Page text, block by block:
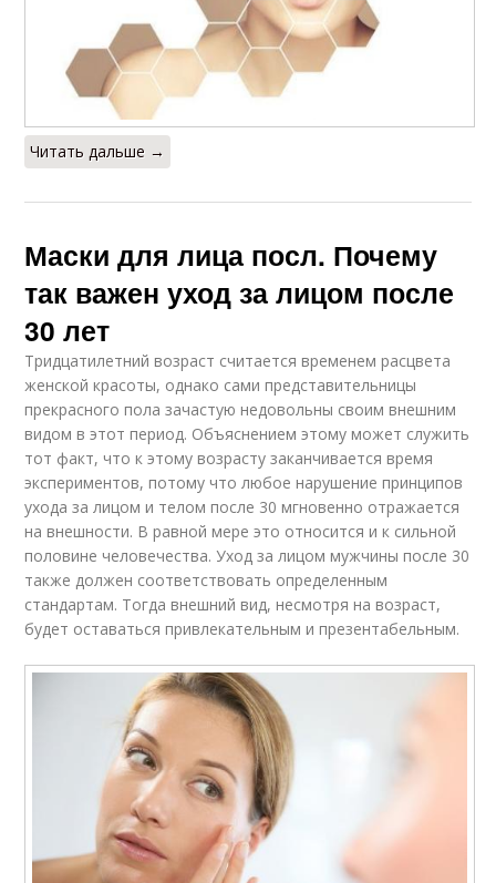
Читать дальше →
Маски для лица посл. Почему
так важен уход за лицом после
30 лет
Тридцатилетний возраст считается временем расцвета
женской красоты, однако сами представительницы
прекрасного пола зачастую недовольны своим внешним
видом в этот период. Объяснением этому может служить
тот факт, что к этому возрасту заканчивается время
экспериментов, потому что любое нарушение принципов
ухода за лицом и телом после 30 мгновенно отражается
на внешности. В равной мере это относится и к сильной
половине человечества. Уход за лицом мужчины после 30
также должен соответствовать определенным
стандартам. Тогда внешний вид, несмотря на возраст,
будет оставаться привлекательным и презентабельным.